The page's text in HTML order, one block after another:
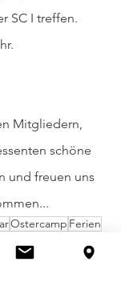
SC I treffen.
Mitgliedern,
schöne
und freuen uns
Ostercamp Ferien